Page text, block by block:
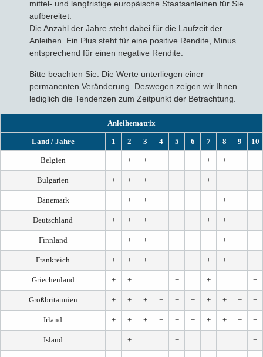
mittel- und langfristige europäische Staatsanleihen für Sie
aufbereitet.
Die Anzahl der Jahre steht dabei für die Laufzeit der
Anleihen. Ein Plus steht für eine positive Rendite, Minus
entsprechend für einen negative Rendite.
Bitte beachten Sie: Die Werte unterliegen einer
permanenten Veränderung. Deswegen zeigen wir Ihnen
lediglich die Tendenzen zum Zeitpunkt der Betrachtung.
Anleihematrix
Land / Jahre 1 2 3 4 5 6 7 8 9 10
Belgien + + + + + + + + +
Bulgarien + + + + + + +
Dänemark + + + + +
Deutschland + + + + + + + + + +
Finnland + + + + + + +
Frankreich + + + + + + + + + +
Griechenland + + + + +
Großbritannien + + + + + + + + + +
Irland + + + + + + + + + +
Island + + +